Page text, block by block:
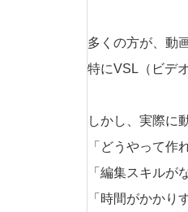
多くの方が、動
特にVSL（ビデ
しかし、実際に
「どうやって作
「編集スキルが
「時間がかかり